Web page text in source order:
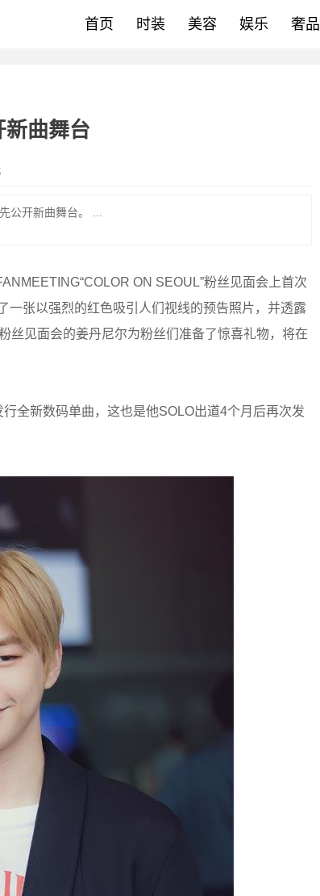
首页 时装 美容 娱乐 奢品
曲舞台
公开新曲舞台。 ...
ON SEOUL”粉丝见面会上首次
一张以强烈的红色吸引人们视线的预告照片，并透露
丝见面会的姜丹尼尔为粉丝们准备了惊喜礼物，将在
新数码单曲，这也是他SOLO出道4个月后再次发